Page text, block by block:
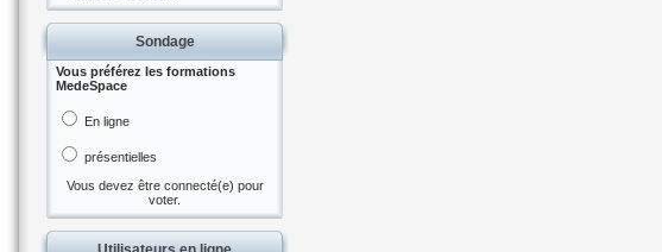
Sondage
Vous préférez les formations
MedeSpace
En ligne
présentielles
Vous devez être connecté(e) pour
voter.